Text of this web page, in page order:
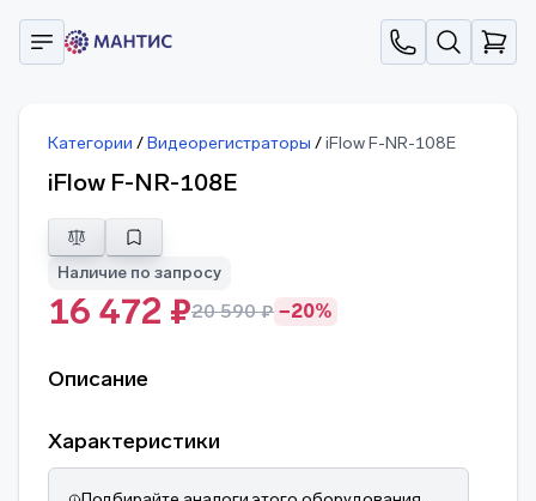
Категории /Видеорегистраторы /iFlow F-NR-108E
iFlow F-NR-108E
Наличие по запросу
16 472 ₽20 590 ₽ −20%
Описание
Характеристики